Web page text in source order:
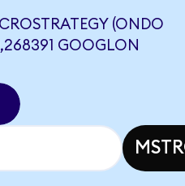
(ONDO
GOOGLON